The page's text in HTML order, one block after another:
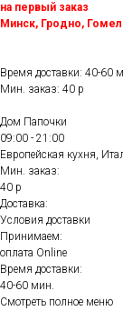
на первый заказ
Минск, Гродно,
Время доставки: 40-60
Мин. заказ: 40 р
Дом Папочки
09:00 - 21:00
Европейская кухня,
Мин. заказ:
40 р
Доставка:
Условия доставки
Принимаем:
оплата Online
Время доставки:
40-60 мин.
Смотреть полное меню